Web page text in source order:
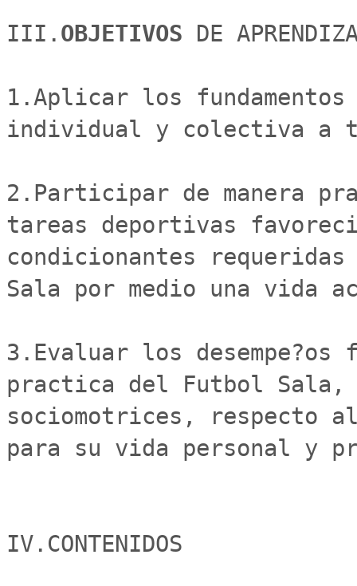
III. OBJETIVOS DE
1.Aplicar los
individual y colectiva a
2.Participar de manera
tareas deportivas
condicionantes
Sala por medio una vida
3.Evaluar los
practica del Futbol Sala,
sociomotrices, respecto
para su vida personal y
IV.CONTENIDOS